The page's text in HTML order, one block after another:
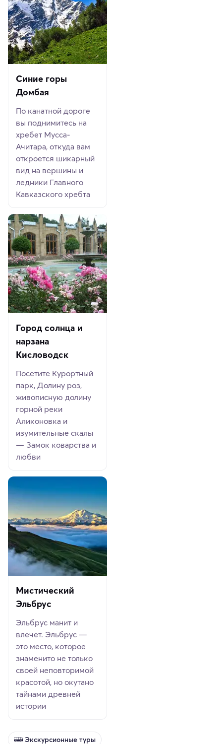
Синие горы
Домбая
По канатной дороге
вы поднимитесь на
хребет Мусса-
Ачитара, откуда вам
откроется шикарный
вид на вершины и
ледники Главного
Кавказского хребта
Город солнца и
нарзана
Кисловодск
Посетите Курортный
парк, Долину роз,
живописную долину
горной реки
Аликоновка и
изумительные скалы
— Замок коварства и
любви
Мистический
Эльбрус
Эльбрус манит и
влечет. Эльбрус —
это место, которое
знаменито не только
своей неповторимой
красотой, но окутано
тайнами древней
истории
Экскурсионные туры